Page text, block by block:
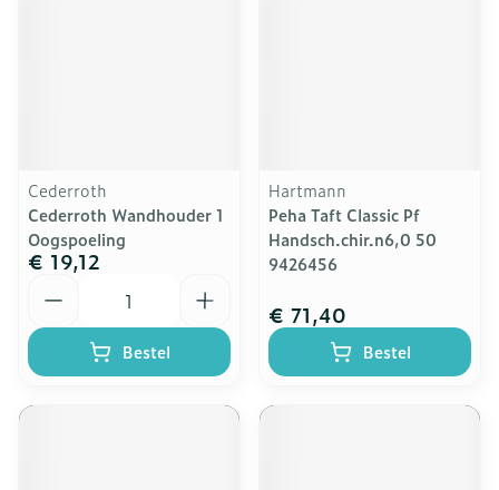
Cederroth
Cederroth Wandhouder 1
Oogspoeling
€ 19,12
Bestel
Hartmann
Peha Taft Classic Pf
Handsch.chir.n6,0 50
9426456
€ 71,40
Bestel